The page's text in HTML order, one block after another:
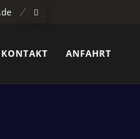
KONTAKT ANFAHRT